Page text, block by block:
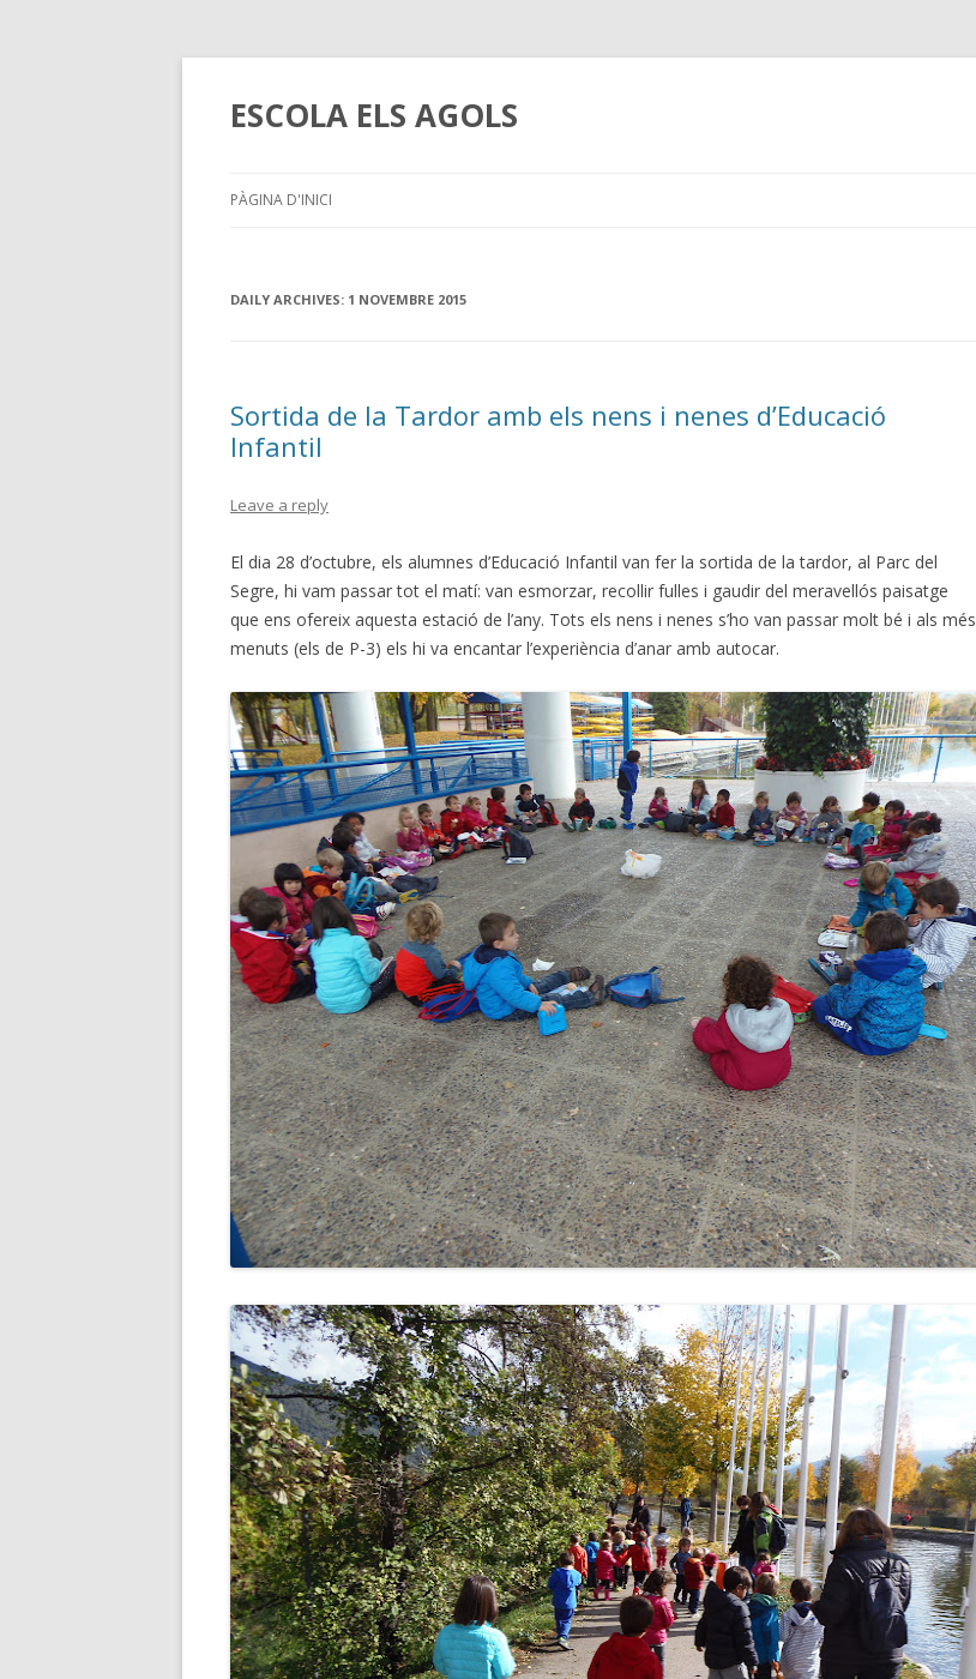
ESCOLA ELS AGOLS
PÀGINA D'INICI
DAILY ARCHIVES: 1 NOVEMBRE 2015
Sortida de la Tardor amb els nens i nenes d’Educació
Infantil
Leave a reply
El dia 28 d’octubre, els alumnes d’Educació Infantil van fer la sortida de la tardor, al Parc del
Segre, hi vam passar tot el matí: van esmorzar, recollir fulles i gaudir del meravellós paisatge
que ens ofereix aquesta estació de l’any. Tots els nens i nenes s’ho van passar molt bé i als més
menuts (els de P-3) els hi va encantar l’experiència d’anar amb autocar.